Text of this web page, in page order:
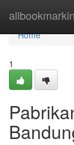
Home
Home
1